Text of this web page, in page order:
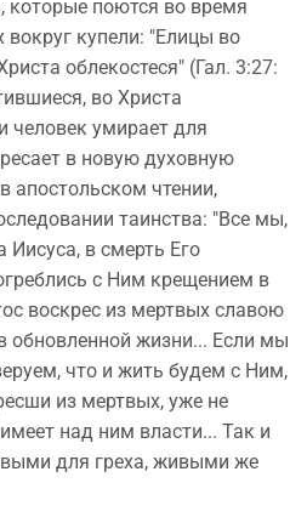
которые поются во время
купели: "Елицы во
облекостеся" (Гал. 3:27:
во Христа
человек умирает для
в новую духовную
апостольском чтении,
таинства: "Все мы,
Иисуса, в смерть Его
с Ним крещением в
воскрес из мертвых славою
обновленной жизни... Если мы
что и жить будем с Ним,
из мертвых, уже не
над ним власти... Так и
для греха, живыми же